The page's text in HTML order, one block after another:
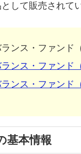
して販売されて
ンス・ファンド
ンス・ファンド
ンス・ファンド
基本情報